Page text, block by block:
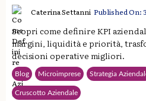
Caterina Settanni Published On:
Scopri come definire KPI
margini, liquidità e priorità,
decisioni operative migliori.
Blog Microimprese Strategia
Cruscotto Aziendale